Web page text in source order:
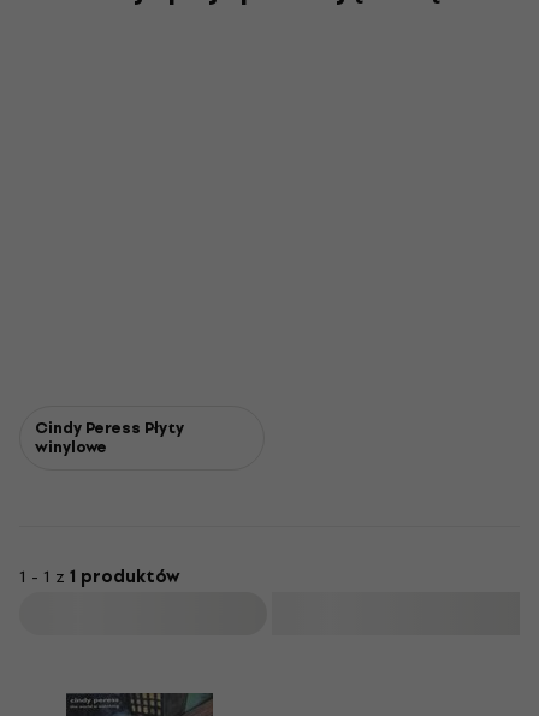
Cindy Peress Płyty
winylowe
1 - 1 z 1 produktów